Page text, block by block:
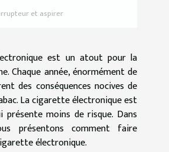
et aspirer
est un atout pour la
Chaque année, énormément de
des conséquences nocives de
La cigarette électronique est
présente moins de risque. Dans
présentons comment faire
électronique.